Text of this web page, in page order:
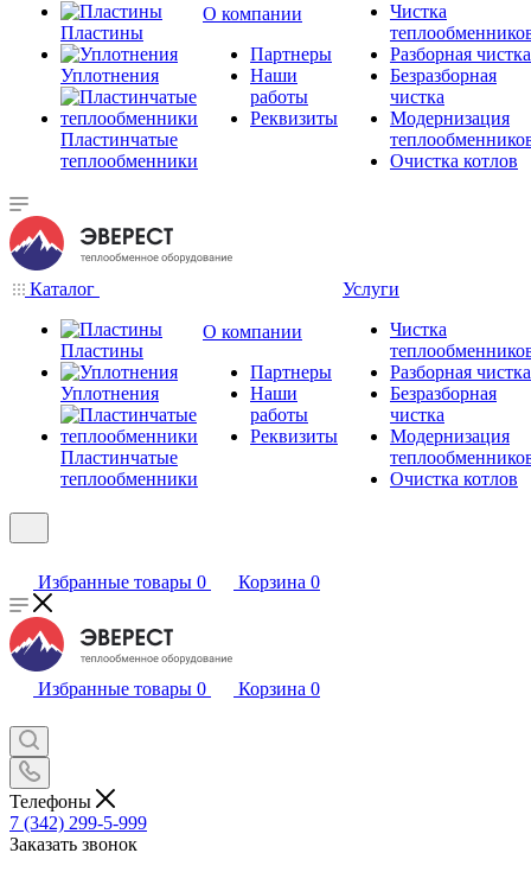
Пластины
Уплотнения
Пластинчатые
теплообменники
О компании
Партнеры
Наши
работы
Реквизиты
Чистка
Разборная чистка
Безразборная
чистка
Модернизация
Очистка котлов
Каталог
Пластины
Уплотнения
Пластинчатые
теплообменники
О компании
Партнеры
Наши
работы
Реквизиты
Услуги
Чистка
Разборная чистка
Безразборная
чистка
Модернизация
Очистка котлов
Избранные товары 0 Корзина 0
Избранные товары 0 Корзина 0
Телефоны
7 (342) 299-5-999
Заказать звонок